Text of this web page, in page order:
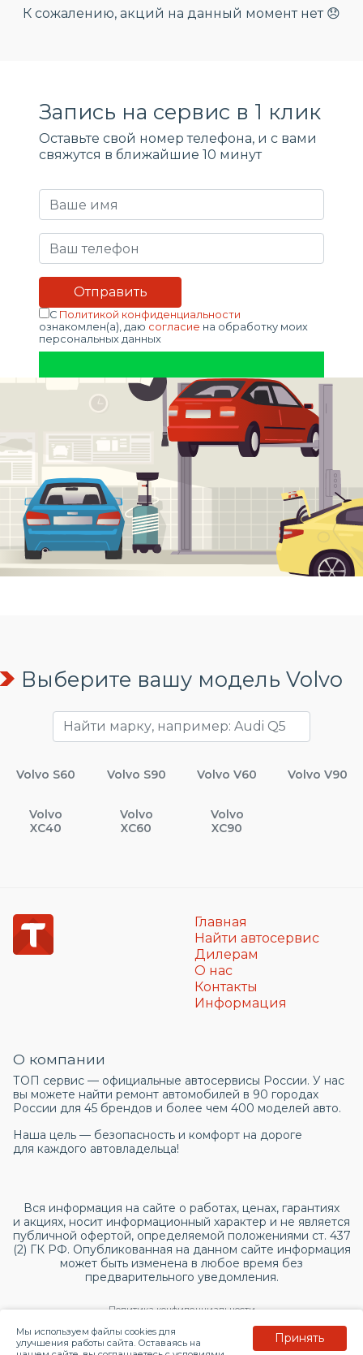
К сожалению, акций на данный момент нет 😞
Запись на сервис в 1 клик
Оставьте свой номер телефона, и c вами
свяжутся в ближайшие 10 минут
С Политикой конфиденциальности
ознакомлен(а), даю согласие на обработку моих
персональных данных
Выберите вашу модель Volvo
Volvo S60 Volvo S90 Volvo V60 Volvo V90
Volvo
XC40
Volvo
XC60
Volvo
XC90
Главная
Найти автосервис
Дилерам
О нас
Контакты
Информация
О компании
ТОП сервис — официальные автосервисы России. У нас
вы можете найти ремонт автомобилей в 90 городах
России для 45 брендов и более чем 400 моделей авто.
Наша цель — безопасность и комфорт на дороге
для каждого автовладельца!
Вся информация на сайте о работах, ценах, гарантиях
и акциях, носит информационный характер и не является
публичной офертой, определяемой положениями ст. 437
(2) ГК РФ. Опубликованная на данном сайте информация
может быть изменена в любое время без
предварительного уведомления.
Политика конфиденциальности
Согласие на обработку персональных данных
Мы используем файлы cookies для
улучшения работы сайта. Оставаясь на
Принять